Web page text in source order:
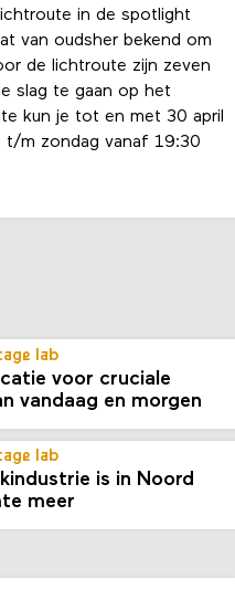
in de spotlight
van oudsher bekend om
de lichtroute zijn zeven
slag te gaan op het
kun je tot en met 30 april
t/m zondag vanaf 19:30
lab
voor cruciale
vandaag en morgen
lab
is in Noord
meer